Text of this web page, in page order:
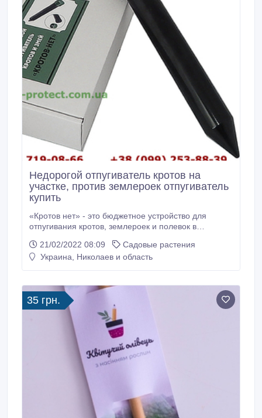
Недорогой отпугиватель кротов на
участке, против землероек отпугиватель
купить
«Кротов нет» - это бюджетное устройство для
отпугивания кротов, землероек и полевок в
постоянной периодичностью генерирует
механические колебания, которые являются
650 кв.
21/02/2022 08:09
Садовые растения
Украина, Николаев и область
35 грн.